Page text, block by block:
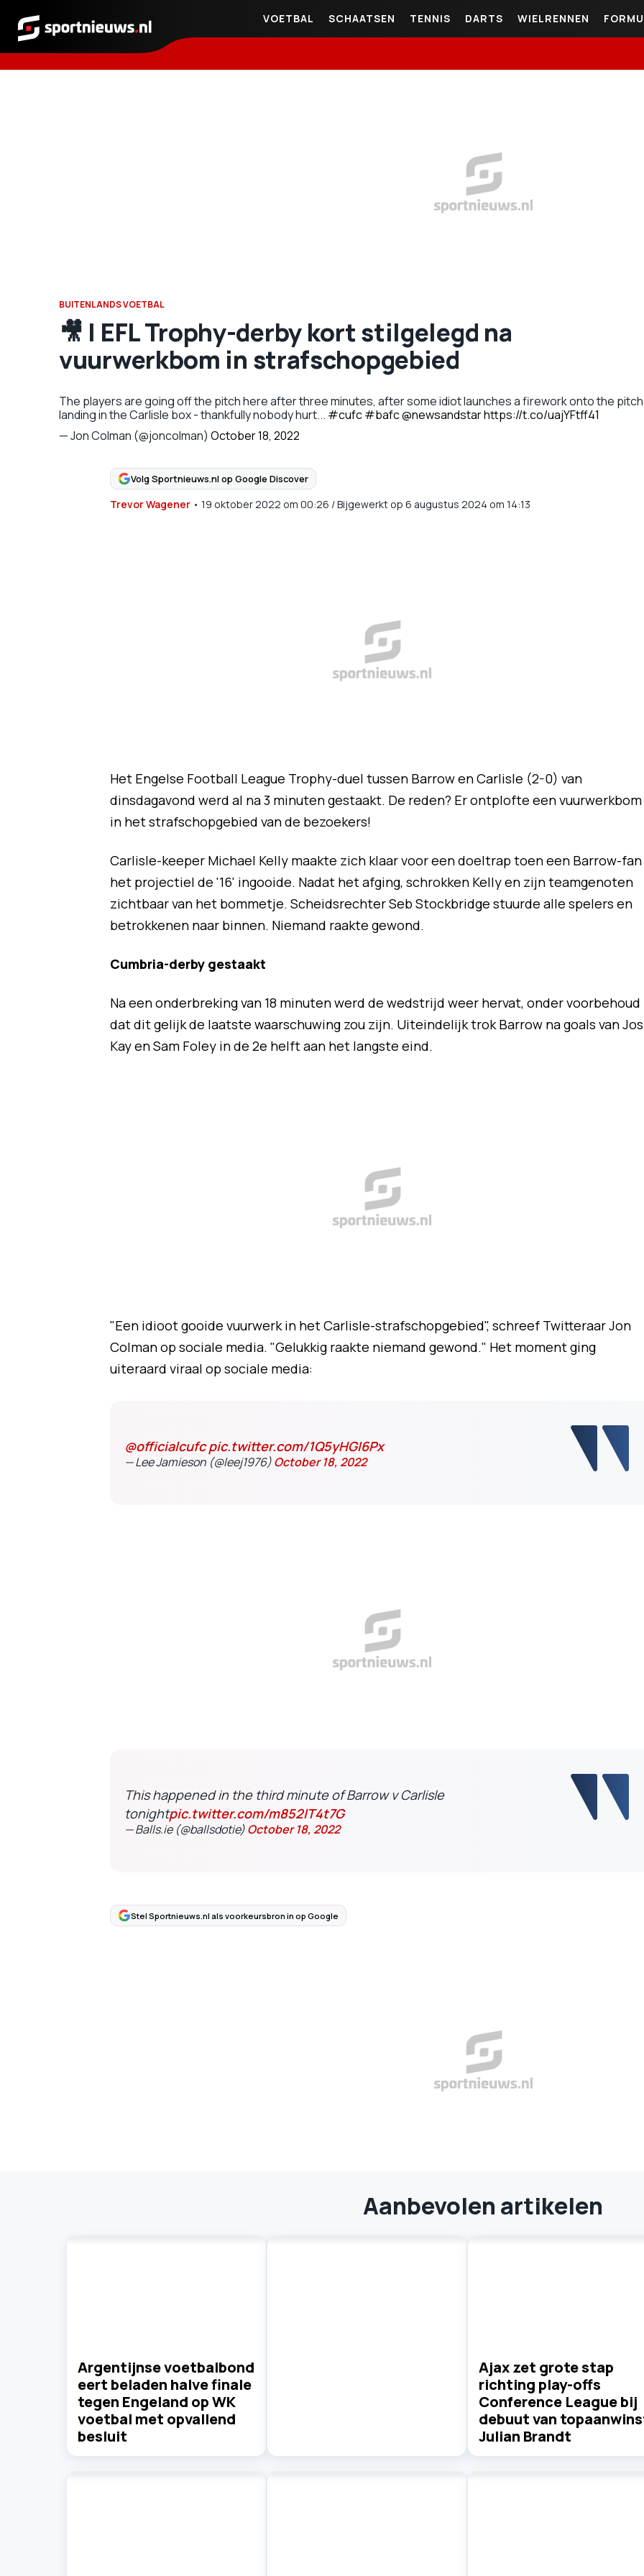
Sportnieuws.nl
VOETBAL SCHAATSEN TENNIS DARTS WIELRENNEN
BUITENLANDS VOETBAL
🎥 | EFL Trophy-derby kort stilgelegd na
vuurwerkbom in strafschopgebied
The players are going off the pitch here after three minutes, after some idiot launches a firework onto the
landing in the Carlisle box - thankfully nobody hurt... #cufc#bafc@newsandstarhttps://t.co/uajYFtff41
— Jon Colman (@joncolman) October 18, 2022
Volg Sportnieuws.nl op Google Discover
Trevor Wagener• 19 oktober 2022 om 00:26 /Bijgewerkt op 6 augustus 2024 om 14:13
Het Engelse Football League Trophy-duel tussen Barrow en Carlisle (2-0) van
dinsdagavond werd al na 3 minuten gestaakt. De reden? Er ontplofte een vuurwerkbom
in het strafschopgebied van de bezoekers!
Carlisle-keeper Michael Kelly maakte zich klaar voor een doeltrap toen een Barrow-fan
het projectiel de '16' ingooide. Nadat het afging, schrokken Kelly en zijn teamgenoten
zichtbaar van het bommetje. Scheidsrechter Seb Stockbridge stuurde alle spelers en
betrokkenen naar binnen. Niemand raakte gewond.
Cumbria-derby gestaakt
Na een onderbreking van 18 minuten werd de wedstrijd weer hervat, onder voorbehoud
dat dit gelijk de laatste waarschuwing zou zijn. Uiteindelijk trok Barrow na goals van
Kay en Sam Foley in de 2e helft aan het langste eind.
"Een idioot gooide vuurwerk in het Carlisle-strafschopgebied", schreef Twitteraar Jon
Colman op sociale media. "Gelukkig raakte niemand gewond." Het moment ging
uiteraard viraal op sociale media:
@officialcufc pic.twitter.com/1Q5yHGI6Px
— Lee Jamieson (@leej1976)October 18, 2022
This happened in the third minute of Barrow v Carlisle
tonightpic.twitter.com/m852lT4t7G
— Balls.ie (@ballsdotie)October 18, 2022
Stel Sportnieuws.nl als voorkeursbron in op Google
Aanbevolen artikelen
Argentijnse voetbalbond
eert beladen halve finale
tegen Engeland op WK
voetbal met opvallend
besluit
Ajax zet grote stap
richting play-offs
Conference League bij
debuut van
Julian Brandt